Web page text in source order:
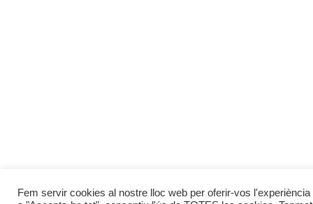
Fem servir cookies al nostre lloc web per oferir-vos